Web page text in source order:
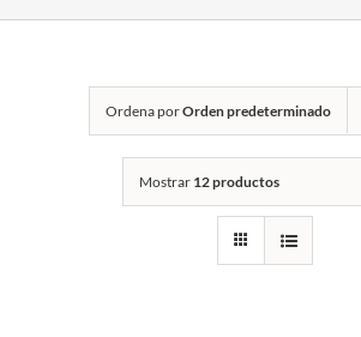
Ordena porOrden predeterminado
Mostrar 12 productos